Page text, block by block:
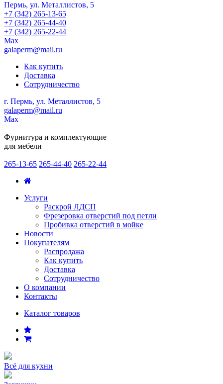
Пермь, ул. Металлистов, 5
+7 (342) 265-13-65
+7 (342) 265-44-40
+7 (342) 265-22-44
Мах
galaperm@mail.ru
Как купить
Доставка
Сотрудничество
г. Пермь, ул. Металлистов, 5
galaperm@mail.ru
Мах
Фурнитура и комплектующие
для мебели
265-13-65 265-44-40 265-22-44
Услуги
Раскрой ЛДСП
Фрезеровка отверстий под петли
Пробивка отверстий в мойке
Новости
Покупателям
Распродажа
Как купить
Доставка
Сотрудничество
О компании
Контакты
Каталог товаров
Всё для кухни